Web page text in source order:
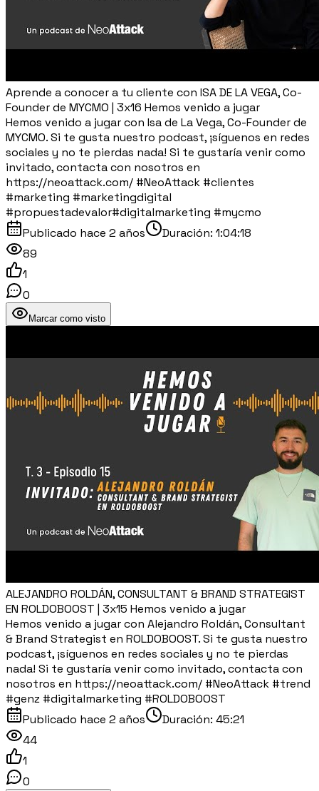
Aprende a conocer a tu cliente con ISA DE LA VEGA, Co-
Founder de MYCMO | 3x16 Hemos venido a jugar
Hemos venido a jugar con Isa de La Vega, Co-Founder de
MYCMO. Si te gusta nuestro podcast, ¡síguenos en redes
sociales y no te pierdas nada! Si te gustaría venir como
invitado, contacta con nosotros en
https://neoattack.com/ #NeoAttack #clientes
#marketing #marketingdigital
#propuestadevalor#digitalmarketing #mycmo
Publicado hace 2 años Duración: 1:04:18
89
1
0
Marcar como visto
ALEJANDRO ROLDÁN, CONSULTANT & BRAND STRATEGIST
EN ROLDOBOOST | 3x15 Hemos venido a jugar
Hemos venido a jugar con Alejandro Roldán, Consultant
& Brand Strategist en ROLDOBOOST. Si te gusta nuestro
podcast, ¡síguenos en redes sociales y no te pierdas
nada! Si te gustaría venir como invitado, contacta con
nosotros en https://neoattack.com/ #NeoAttack #trend
#genz #digitalmarketing #ROLDOBOOST
Publicado hace 2 años Duración: 45:21
44
1
0